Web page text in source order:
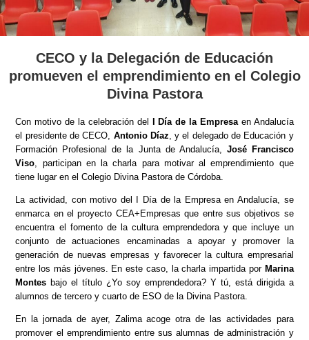
CECO y la Delegación de Educación
promueven el emprendimiento en el Colegio
Divina Pastora
Con motivo de la celebración del I Día de la Empresaen Andalucía
el presidente de CECO, Antonio Díaz, y el delegado de Educación y
Formación Profesional de la Junta de Andalucía, José Francisco
Viso, participan en la charla para motivar al emprendimiento que
tiene lugar en el Colegio Divina Pastora de Córdoba.
La actividad, con motivo del I Día de la Empresa en Andalucía, se
enmarca en el proyecto CEA+Empresas que entre sus objetivos se
encuentra el fomento de la cultura emprendedora y que incluye un
conjunto de actuaciones encaminadas a apoyar y promover la
generación de nuevas empresas y favorecer la cultura empresarial
entre los más jóvenes. En este caso, la charla impartida por Marina
Montes bajo el título ¿Yo soy emprendedora? Y tú, está dirigida a
alumnos de tercero y cuarto de ESO de la Divina Pastora.
En la jornada de ayer, Zalima acoge otra de las actividades para
promover el emprendimiento entre sus alumnas de administración y